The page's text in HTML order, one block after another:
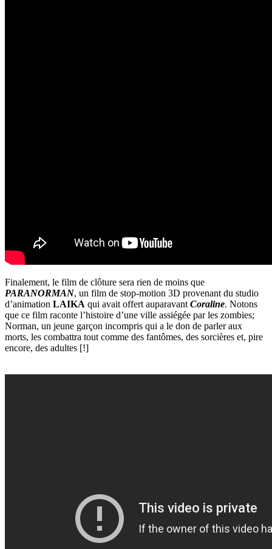
Finalement, le film de clôture sera rien de moins que
PARANORMAN, un film de stop-motion 3D provenant du studio
d’animation LAIKA qui avait offert auparavant Coraline. Notons
que ce film raconte l’histoire d’une ville assiégée par les zombies;
Norman, un jeune garçon incompris qui a le don de parler aux
morts, les combattra tout comme des fantômes, des sorcières et, pire
encore, des adultes [!]